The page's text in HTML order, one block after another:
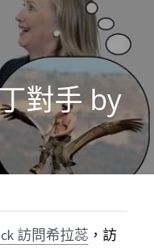
對手 by
訪問希拉蕊 ，訪